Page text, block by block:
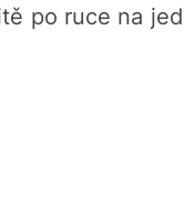
po ruce na